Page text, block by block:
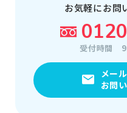
お気軽にお問
受付時間
メー
お問